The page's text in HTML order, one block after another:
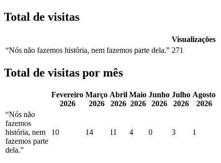
Total de visitas
Visualizações
“Nós não fazemos história, nem fazemos parte dela.” 271
Total de visitas por mês
Fevereiro
2026
Março
2026
Abril
2026
Maio
2026
Junho
2026
Julho
2026
Agosto
2026
“Nós não
fazemos
história, nem
fazemos parte
dela.”
10 14 11 4 0 3 1